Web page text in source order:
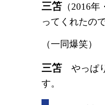
三笘 （2016
ってくれたの
（一同爆笑）
三笘 やっぱ
す。